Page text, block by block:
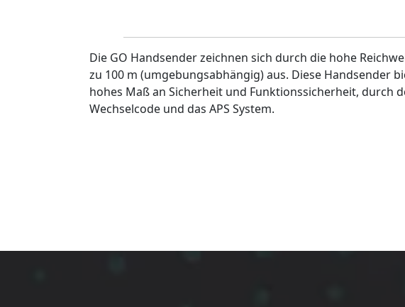
Die GO Handsender zeichnen sich durch die hohe
zu 100 m (umgebungsabhängig) aus. Diese Handsender
hohes Maß an Sicherheit und Funktionssicherheit, durch
Wechselcode und das APS System.